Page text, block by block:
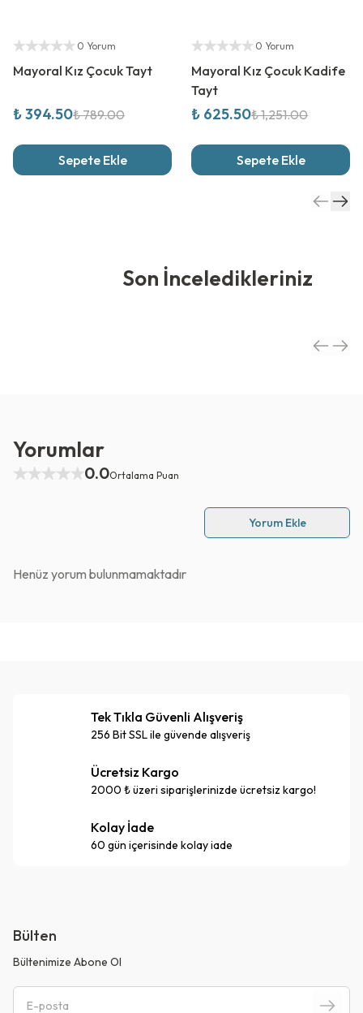
Yetkili Satıcı
0 Yorum
Mayoral Kız Çocuk Tayt
₺ 394.50₺ 789.00
Sepete Ekle
Yetkili Satıcı
0 Yorum
Mayoral Kız Çocuk Kadife
Tayt
₺ 625.50₺ 1,251.00
Sepete Ekle
Son İnceledikleriniz
Yorumlar
0.0Ortalama Puan
Yorum Ekle
Henüz yorum bulunmamaktadır
Tek Tıkla Güvenli Alışveriş
256 Bit SSL ile güvende alışveriş
Ücretsiz Kargo
2000 ₺ üzeri siparişlerinizde ücretsiz kargo!
Kolay İade
60 gün içerisinde kolay iade
Bülten
Bültenimize Abone Ol